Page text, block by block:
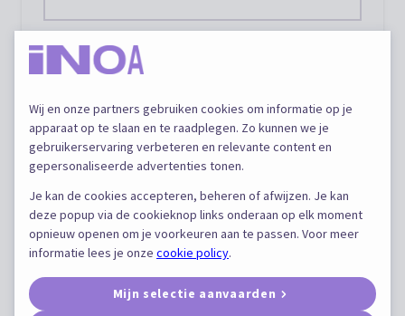
E-mail
Telefoon
Profiel kandidaat
Wij en onze partners gebruiken cookies om informatie op je
apparaat op te slaan en te raadplegen. Zo kunnen we je
gebruikerservaring verbeteren en relevante content en
gepersonaliseerde advertenties tonen.
Je kan de cookies accepteren, beheren of afwijzen. Je kan
deze popup via de cookieknop links onderaan op elk moment
opnieuw openen om je voorkeuren aan te passen. Voor meer
informatie lees je onze cookie policy.
Mijn selectie aanvaarden